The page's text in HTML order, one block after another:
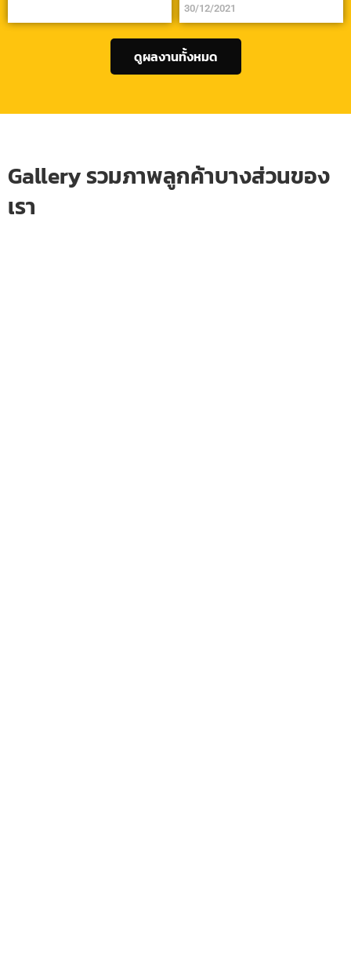
30/12/2021
ดูผลงานทั้งหมด
Gallery รวมภาพลูกค้าบางส่วนของ
เรา